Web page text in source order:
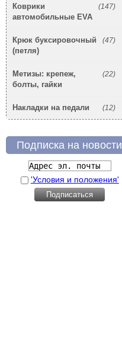
(147)
Коврики
автомобильные EVA
(47)
Крюк буксировочный
(петля)
(22)
Метизы: крепеж,
болты, гайки
(12)
Накладки на педали
Подписка на новости
'Условия и положения'